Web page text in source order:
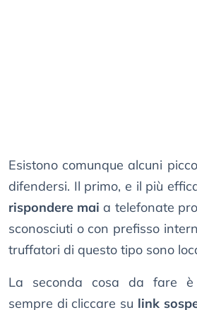
Esistono comunque alcuni
difendersi. Il primo, e il più
rispondere mai a telefonate
sconosciuti o con prefisso
truffatori di questo tipo sono
La seconda cosa da fare
sempre di cliccare su link